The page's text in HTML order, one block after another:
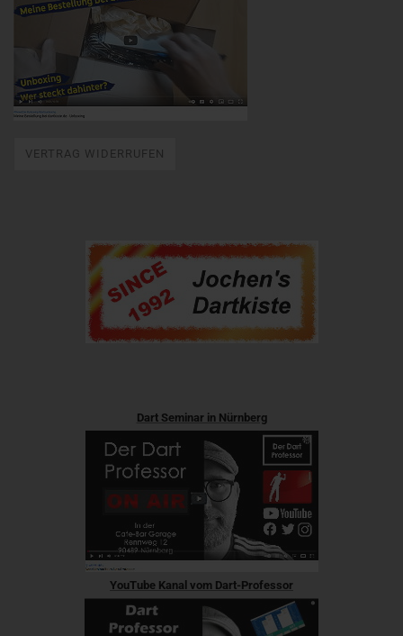
VERTRAG WIDERRUFEN
Dart Seminar in Nürnberg
YouTube Kanal vom Dart-Professor